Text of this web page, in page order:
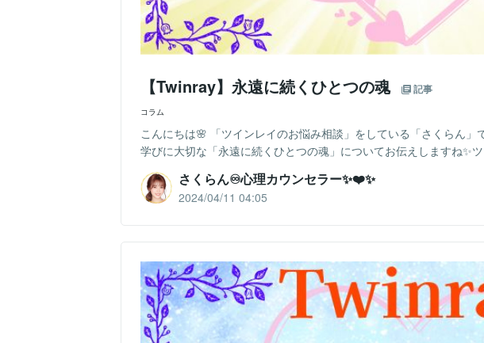
【Twinray】永遠に続くひとつの魂 記事
コラム
こんにちは🌸 「ツインレイのお悩み相談」をしている「さくらん
学びに大切な「永遠に続くひとつの魂」についてお伝えしますね✨
さくらん♾️心理カウンセラー✨❤️✨
2024/04/11 04:05